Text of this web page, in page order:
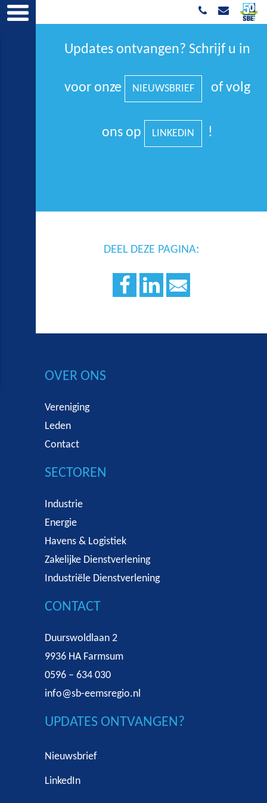
Updates ontvangen? Schrijf u in
voor onze NIEUWSBRIEF of volg
ons op LINKEDIN !
DEEL DEZE PAGINA:
OVER ONS
Vereniging
Leden
Contact
SECTOREN
Industrie
Energie
Havens & Logistiek
Zakelijke Dienstverlening
Industriële Dienstverlening
CONTACT
Duurswoldlaan 2
9936 HA Farmsum
0596 – 634 030
info@sb-eemsregio.nl
UPDATES ONTVANGEN?
Nieuwsbrief
LinkedIn